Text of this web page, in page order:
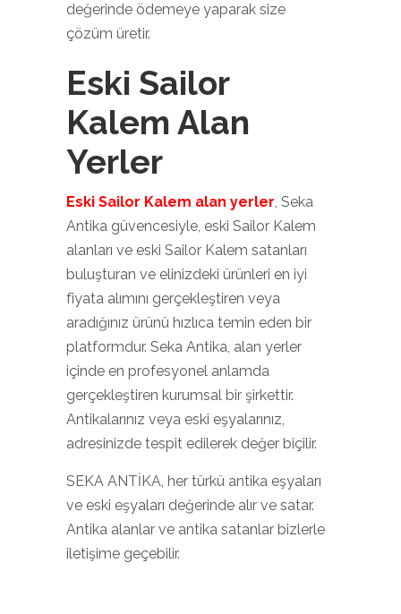
değerinde ödemeye yaparak size
çözüm üretir.
Eski Sailor
Kalem Alan
Yerler
Eski Sailor Kalem alan yerler, Seka
Antika güvencesiyle, eski Sailor Kalem
alanları ve eski Sailor Kalem satanları
buluşturan ve elinizdeki ürünleri en iyi
fiyata alımını gerçekleştiren veya
aradığınız ürünü hızlıca temin eden bir
platformdur. Seka Antika, alan yerler
içinde en profesyonel anlamda
gerçekleştiren kurumsal bir şirkettir.
Antikalarınız veya eski eşyalarınız,
adresinizde tespit edilerek değer biçilir.
SEKA ANTİKA, her türkü antika eşyaları
ve eski eşyaları değerinde alır ve satar.
Antika alanlar ve antika satanlar bizlerle
iletişime geçebilir.